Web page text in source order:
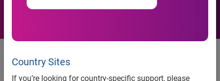
Country Sites
If you’re looking for country-specific support, please
Experian Türkiye’de 1 yıldır
Analitik Birimi Kıdemli Müdürü